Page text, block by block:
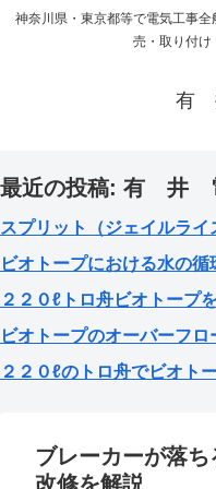
神奈川県・東京都等で電気工事
売・取り付
有
最近の投稿: 有 井
スプリット（ジェイルライ
ビオトープにおける水の
２２０ℓトロ舟ビオトープ
ビオトープのオーバーフ
２２０ℓのトロ舟でビオト
ブレーカーが落
改修を解説